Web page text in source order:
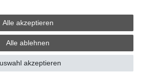
|AGB |Kontakt
Alle akzeptieren
Alle ablehnen
akzeptieren
traumlampen.ch | Firmensitz: 8598
| Hotline +41 56 534 72 67